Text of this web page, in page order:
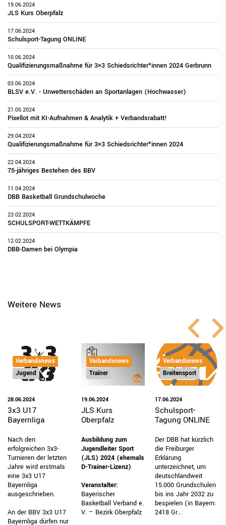
19.06.2024
JLS Kurs Oberpfalz
17.06.2024
Schulsport-Tagung ONLINE
10.06.2024
Qualifizierungsmaßnahme für 3×3 Schiedsrichter*innen 2024 Gerbrunn
03.06.2024
BLSV e.V. - Unwetterschäden an Sportanlagen (Hochwasser)
21.05.2024
Pixellot mit KI-Aufnahmen & Analytik + Verbandsrabatt!
29.04.2024
Qualifizierungsmaßnahme für 3×3 Schiedsrichter*innen 2024
22.04.2024
75-jähriges Bestehen des BBV
11.04.2024
DBB Basketball Grundschulwoche
23.02.2024
SCHULSPORT-WETTKÄMPFE
12.02.2024
DBB-Damen bei Olympia
Weitere News
Verbandsnews
Jugend
28.06.2024
3x3 U17
Bayernliga
Nach den
erfolgreichen 3x3-
Turnieren der letzten
Jahre wird erstmals
eine 3x3 U17
Bayernliga
ausgeschrieben.
An der BBV 3x3 U17
Bayernliga dürfen nur
Verbandsnews
Trainer
19.06.2024
JLS Kurs
Oberpfalz
Ausbildung zum
Jugendleiter Sport
(JLS) 2024 (ehemals
D-Trainer-Lizenz)
Veranstalter:
Bayerischer
Basketball Verband e.
V. – Bezirk Oberpfalz
Verbandsnews
Breitensport
17.06.2024
Schulsport-
Tagung ONLINE
Der DBB hat kürzlich
die Freiburger
Erklärung
unterzeichnet, um
deutschlandweit
15.000 Grundschulen
bis ins Jahr 2032 zu
bespielen (in Bayern:
2418 Gr…